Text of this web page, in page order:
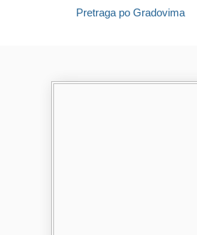
Pretraga po Gradovima